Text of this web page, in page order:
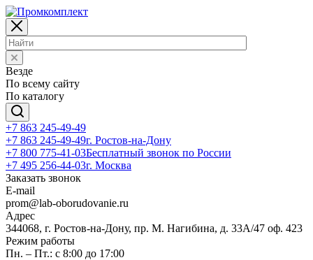
Везде
По всему сайту
По каталогу
+7 863 245-49-49
+7 863 245-49-49г. Ростов-на-Дону
+7 800 775-41-03Бесплатный звонок по России
+7 495 256-44-03г. Москва
Заказать звонок
E-mail
prom@lab-oborudovanie.ru
Адрес
344068, г. Ростов-на-Дону, пр. М. Нагибина, д. 33А/47 оф. 423
Режим работы
Пн. – Пт.: с 8:00 до 17:00